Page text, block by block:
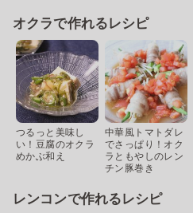
オクラで作れるレシピ
つるっと美味し
い！豆腐のオクラ
めかぶ和え
中華風トマトダレ
でさっぱり！オク
ラともやしのレン
チン豚巻き
レンコンで作れるレシピ